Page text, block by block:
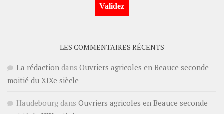
LES COMMENTAIRES RÉCENTS
La rédaction dans Ouvriers agricoles en Beauce seconde
moitié du XIXe siècle
Haudebourg dans Ouvriers agricoles en Beauce seconde